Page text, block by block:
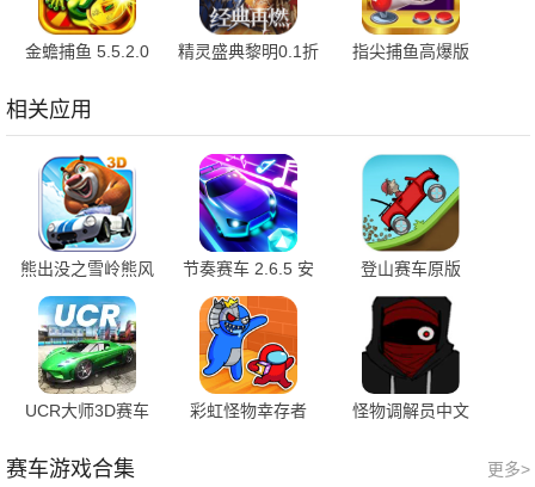
金蟾捕鱼 5.5.2.0
精灵盛典黎明0.1折
指尖捕鱼高爆版
相关应用
熊出没之雪岭熊风
1.0.8 安卓版
节奏赛车 2.6.5 安
卓版
登山赛车原版
1.0.1 安卓版
UCR大师3D赛车
彩虹怪物幸存者
怪物调解员中文
更多>
赛车游戏合集